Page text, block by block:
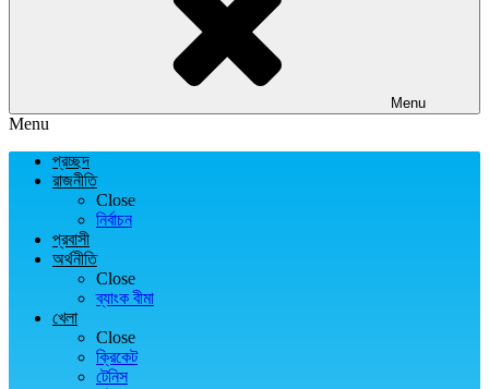
Menu
Menu
প্রচ্ছদ
রাজনীতি
Close
নির্বাচন
প্রবাসী
অর্থনীতি
Close
ব্যাংক বীমা
খেলা
Close
ক্রিকেট
টেনিস